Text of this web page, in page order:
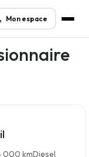
Mon espace
000 kmDiesel